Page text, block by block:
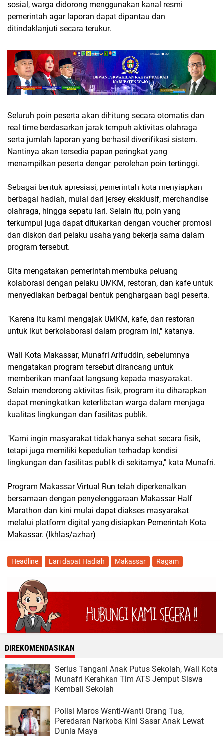
sosial, warga didorong menggunakan kanal resmi
pemerintah agar laporan dapat dipantau dan
ditindaklanjuti secara terukur.
Seluruh poin peserta akan dihitung secara otomatis dan
real time berdasarkan jarak tempuh aktivitas olahraga
serta jumlah laporan yang berhasil diverifikasi sistem.
Nantinya akan tersedia papan peringkat yang
menampilkan peserta dengan perolehan poin tertinggi.
Sebagai bentuk apresiasi, pemerintah kota menyiapkan
berbagai hadiah, mulai dari jersey eksklusif, merchandise
olahraga, hingga sepatu lari. Selain itu, poin yang
terkumpul juga dapat ditukarkan dengan voucher promosi
dan diskon dari pelaku usaha yang bekerja sama dalam
program tersebut.
Gita mengatakan pemerintah membuka peluang
kolaborasi dengan pelaku UMKM, restoran, dan kafe untuk
menyediakan berbagai bentuk penghargaan bagi peserta.
"Karena itu kami mengajak UMKM, kafe, dan restoran
untuk ikut berkolaborasi dalam program ini," katanya.
Wali Kota Makassar, Munafri Arifuddin, sebelumnya
mengatakan program tersebut dirancang untuk
memberikan manfaat langsung kepada masyarakat.
Selain mendorong aktivitas fisik, program itu diharapkan
dapat meningkatkan keterlibatan warga dalam menjaga
kualitas lingkungan dan fasilitas publik.
"Kami ingin masyarakat tidak hanya sehat secara fisik,
tetapi juga memiliki kepedulian terhadap kondisi
lingkungan dan fasilitas publik di sekitarnya," kata Munafri.
Program Makassar Virtual Run telah diperkenalkan
bersamaan dengan penyelenggaraan Makassar Half
Marathon dan kini mulai dapat diakses masyarakat
melalui platform digital yang disiapkan Pemerintah Kota
Makassar. (Ikhlas/azhar)
Headline Lari dapat Hadiah Makassar Ragam
DIREKOMENDASIKAN
Serius Tangani Anak Putus Sekolah, Wali Kota
Munafri Kerahkan Tim ATS Jemput Siswa
Kembali Sekolah
Polisi Maros Wanti-Wanti Orang Tua,
Peredaran Narkoba Kini Sasar Anak Lewat
Dunia Maya